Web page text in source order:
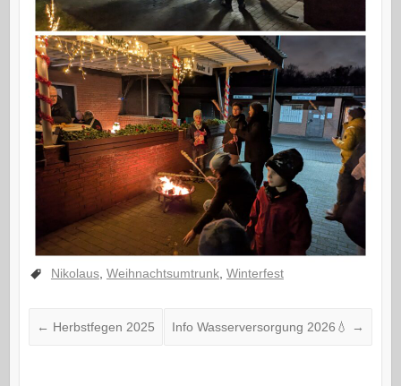
Nikolaus, Weihnachtsumtrunk, Winterfest
← Herbstfegen 2025 Info Wasserversorgung 2026💧 →